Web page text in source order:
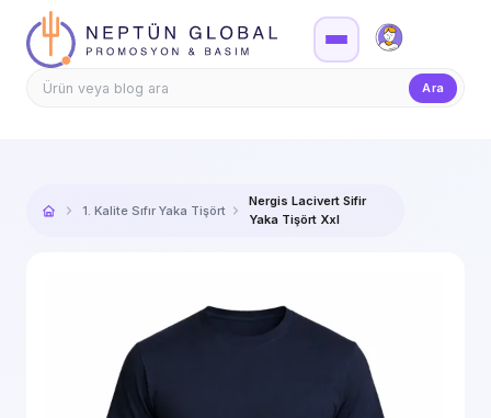
Firma Girişi
Ara
1. Kalite Sıfır Yaka Tişört
Nergis Lacivert Sifir
Yaka Tişört Xxl